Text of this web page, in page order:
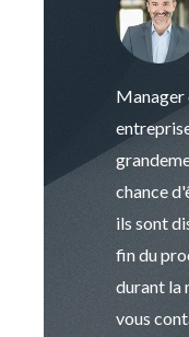
Manager
chance
ils sont
fin du
durant la
vous